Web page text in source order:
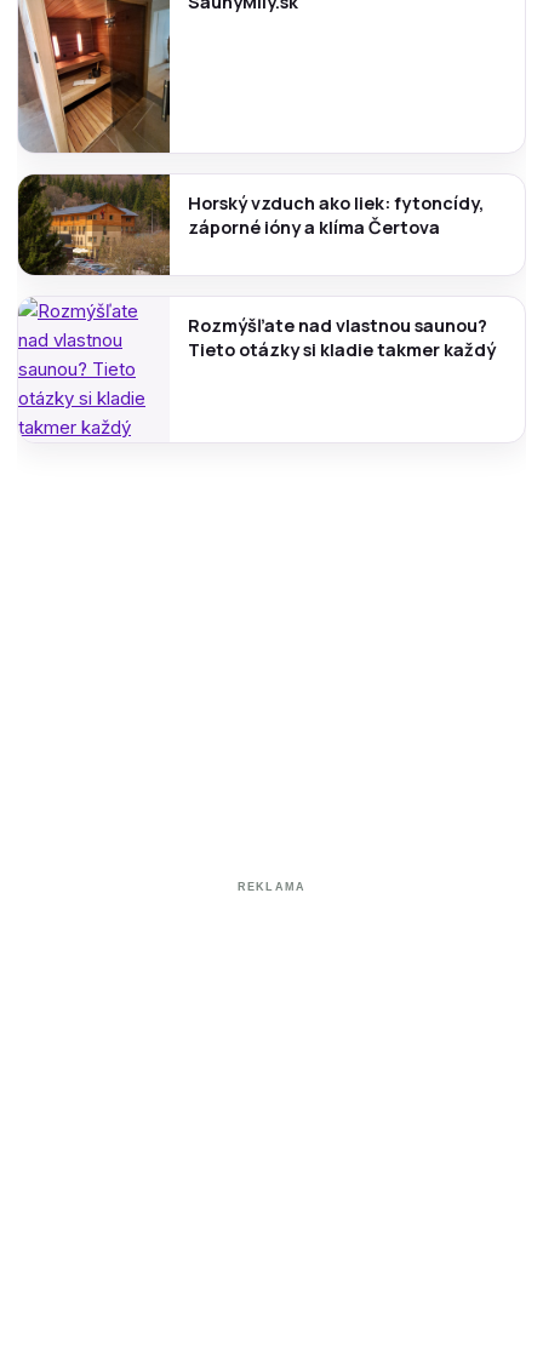
Horský vzduch ako liek: fytoncídy,
záporné ióny a klíma Čertova
Rozmýšľate nad vlastnou saunou?
Tieto otázky si kladie takmer každý
REKLAMA